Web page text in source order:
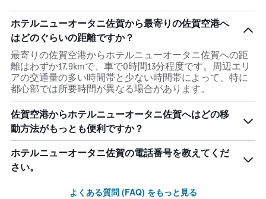
ホテルニューオータニ佐賀から最寄りの佐賀空港へ
はどのぐらいの距離ですか？
最寄りの佐賀空港からホテルニューオータニ佐賀への距
離はわずか17.9kmで、車で0時間13分程度です。周辺エリ
アの交通量の多い時間帯と少ない時間帯によって、特に
都心部では所要時間が異なる場合があります。
佐賀空港からホテルニューオータニ佐賀へはどの移
動方法がもっとも便利ですか？
ホテルニューオータニ佐賀の電話番号を教えてくだ
さい。
よくある質問 (FAQ) をもっと見る